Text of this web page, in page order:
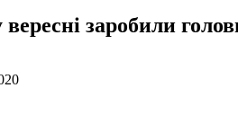
заробили